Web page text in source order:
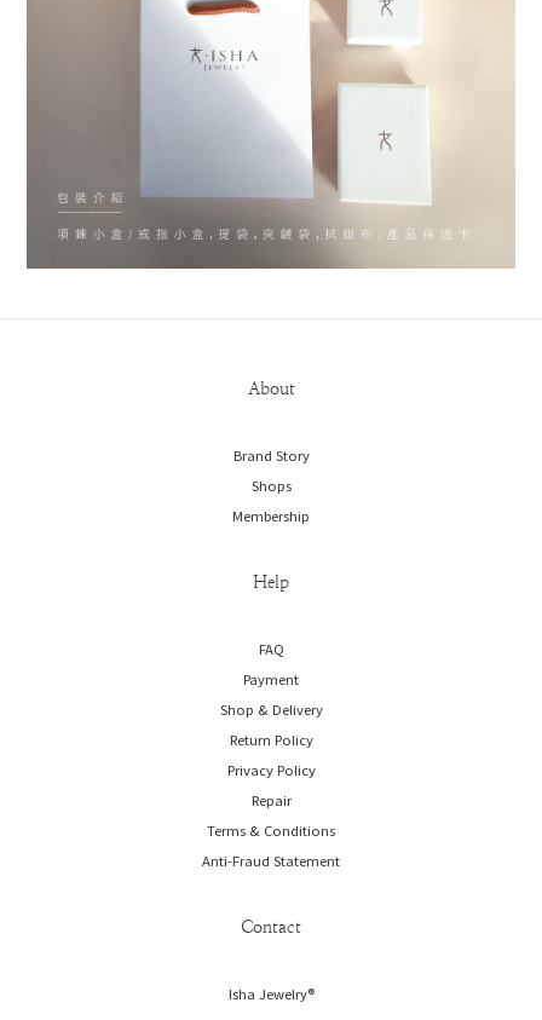
About
Brand Story
Shops
Membership
Help
FAQ
Payment
Shop & Delivery
Return Policy
Privacy Policy
Repair
Terms & Conditions
Anti-Fraud Statement
Contact
Isha Jewelry®️